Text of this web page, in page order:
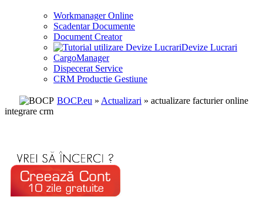
Workmanager Online
Scadentar Documente
Document Creator
Devize Lucrari
CargoManager
Dispecerat Service
CRM Productie Gestiune
BOCP.eu » Actualizari » actualizare facturier online
integrare crm